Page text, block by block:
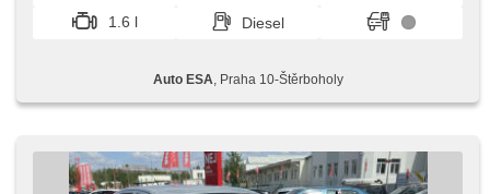
1.6 l
Diesel
Auto ESA , Praha 10-Štěrboholy